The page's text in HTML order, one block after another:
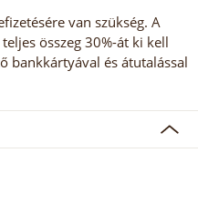
van szükség. A
összeg 30%-át ki kell
bankkártyával és átutalással